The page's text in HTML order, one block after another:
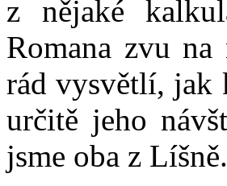
z nějaké
Romana zvu
rád vysvětlí, jak
určitě jeho
jsme oba z Líšně.